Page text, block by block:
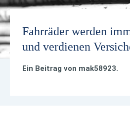
Fahrräder werden
und verdienen
Ein Beitrag von mak58923.